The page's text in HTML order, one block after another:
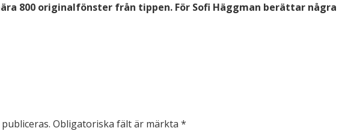
800 originalfönster från tippen. För Sofi Häggman berättar några
Obligatoriska fält är märkta *